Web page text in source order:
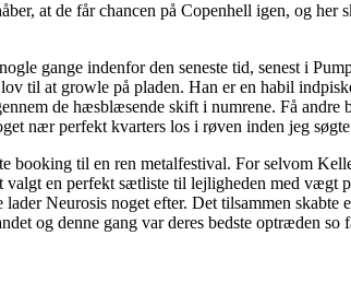
at de får chancen på Copenhell igen, og her
gange indenfor den seneste tid, senest i
til at growle på pladen. Han er en habil
de hæsblæsende skift i numrene. Få andre
nær perfekt kvarters los i røven inden jeg
booking til en ren metalfestival. For selvom
en perfekt sætliste til lejligheden med vægt
Neurosis noget efter. Det tilsammen skabte
og denne gang var deres bedste optræden so